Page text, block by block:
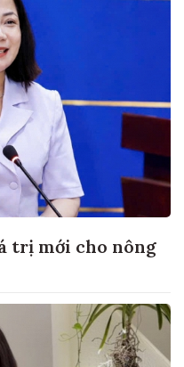
trị mới cho nông